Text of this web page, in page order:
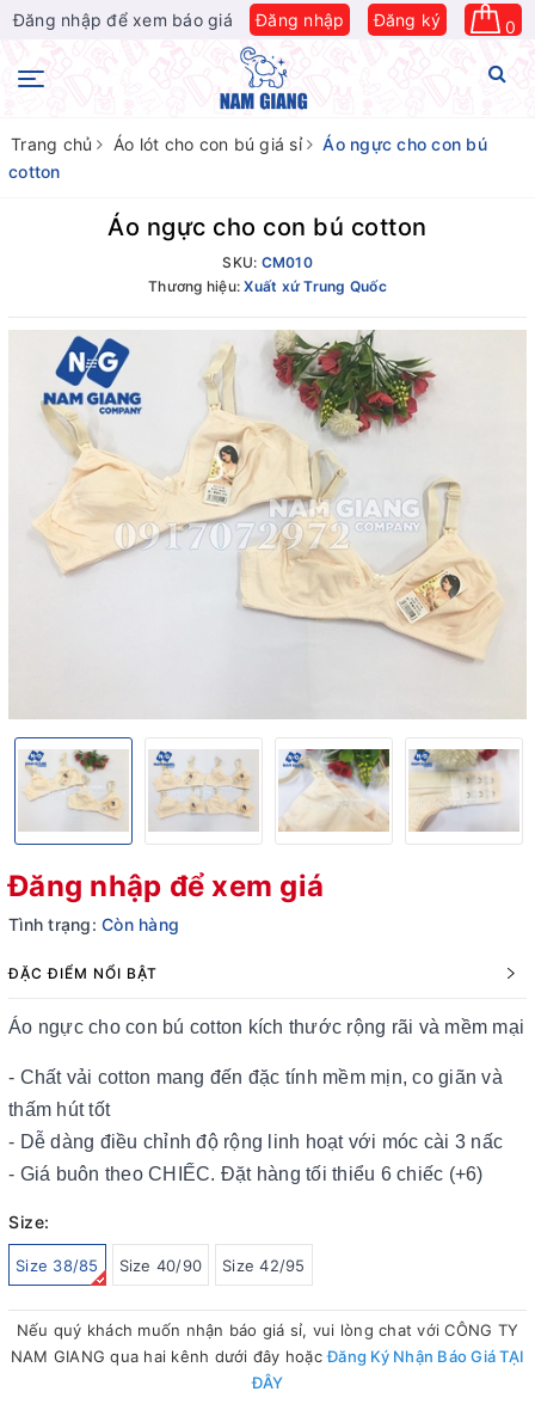
Đăng nhập để xem báo giá Đăng nhập Đăng ký 0
Trang chủ Áo lót cho con bú giá sỉ
Áo ngực cho con bú
cotton
Áo ngực cho con bú cotton
SKU: CM010
Thương hiệu:Xuất xứ Trung Quốc
Đăng nhập để xem giá
Tình trạng: Còn hàng
ĐẶC ĐIỂM NỔI BẬT
Áo ngực cho con bú cotton kích thước rộng rãi và mềm mại
- Chất vải cotton mang đến đặc tính mềm mịn, co giãn và
thấm hút tốt
- Dễ dàng điều chỉnh độ rộng linh hoạt với móc cài 3 nấc
- Giá buôn theo CHIẾC. Đặt hàng tối thiểu 6 chiếc (+6)
Size:
Size 38/85 Size 40/90 Size 42/95
Nếu quý khách muốn nhận báo giá sỉ, vui lòng chat với CÔNG TY
NAM GIANG qua hai kênh dưới đây hoặcĐăng Ký Nhận Báo Giá TẠI
ĐÂY